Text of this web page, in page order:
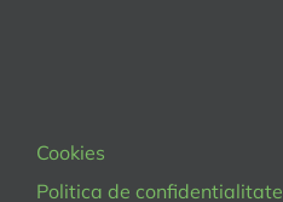
Cookies
Politica de confidentialitate